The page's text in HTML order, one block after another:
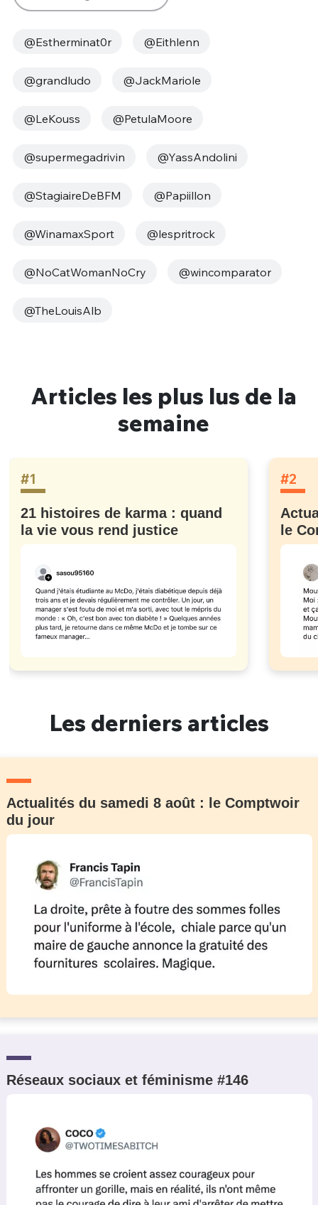
@Estherminat0r @Eithlenn
@grandludo @JackMariole
@LeKouss @PetulaMoore
@supermegadrivin @YassAndolini
@StagiaireDeBFM @Papiillon
@WinamaxSport @lespritrock
@NoCatWomanNoCry @wincomparator
@TheLouisAlb
Articles les plus lus de la
semaine
#1
21 histoires de karma : quand
la vie vous rend justice
#2
le
Les derniers articles
Actualités du samedi 8 août : le Comptwoir
du jour
Réseaux sociaux et féminisme #146